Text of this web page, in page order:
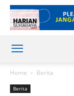
Home Berita
Berita